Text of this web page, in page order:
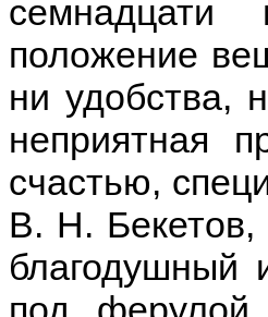
положение
ни удобства,
неприятная
счастью,
В. Н. Бекетов,
благодушный